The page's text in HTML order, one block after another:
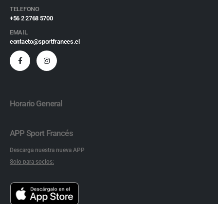
TELEFONO
+56 2 2768 5700
EMAIL
contacto@sportfrances.cl
Horario General
APP Sport Francés
Descarga nuestra nueva APP
Solo para socios: